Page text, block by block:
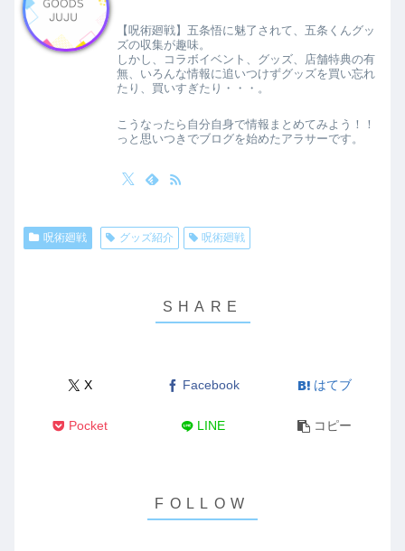
【呪術廻戦】五条悟に魅了されて、五条くんグッ
ズの収集が趣味。
しかし、コラボイベント、グッズ、店舗特典の有
無、いろんな情報に追いつけずグッズを買い忘れ
たり、買いすぎたり・・・。
こうなったら自分自身で情報まとめてみよう！！
っと思いつきでブログを始めたアラサーです。
呪術廻戦 グッズ紹介 呪術廻戦
X Facebook はてブ
Pocket LINE コピー